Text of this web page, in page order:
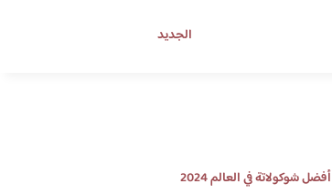
الجديد
أفضل شوكولاتة في العالم 2024